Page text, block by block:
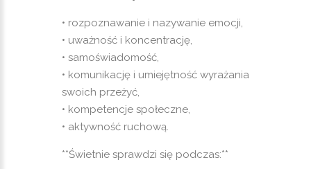
• rozpoznawanie i nazywanie emocji,
• uważność i koncentrację,
• samoświadomość,
• komunikację i umiejętność wyrażania
swoich przeżyć,
• kompetencje społeczne,
• aktywność ruchową.
**Świetnie sprawdzi się podczas:**